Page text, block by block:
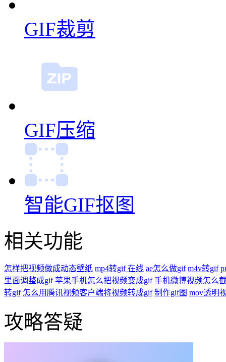
GIF裁剪
GIF压缩
智能GIF抠图
相关功能
怎样把视频做成动态壁纸 mp4转gif 在线 ae怎么做gif m4v转gif
里面调整成gif 苹果手机怎么把视频变成gif 手机微博视频怎么
转gif 怎么用腾讯视频客户端将视频转成gif 制作gif图 mov透明
攻略答疑